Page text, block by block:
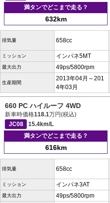
満タンでどこまで走る？
632km
排気量 658cc
ミッション インパネ5MT
最大出力 49ps/5800rpm
生産期間
2013年04月～201
4年03月
660 PC ハイルーフ 4WD
新車時価格118.1万円(税込)
JC08
15.4km/L
満タンでどこまで走る？
616km
排気量 658cc
ミッション インパネ3AT
最大出力 49ps/5800rpm